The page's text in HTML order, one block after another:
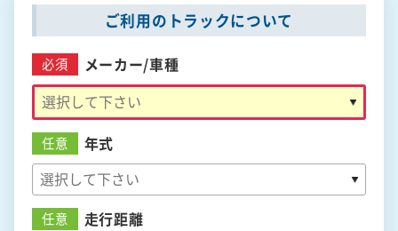
ご利用のトラックについて
必須 メーカー/車種
任意 年式
任意 走行距離